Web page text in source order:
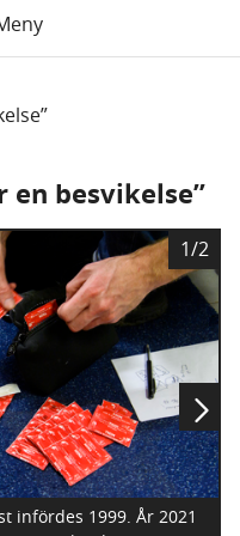
en besvikelse”
B
i
d
1/2
infördes 1999. År 2021